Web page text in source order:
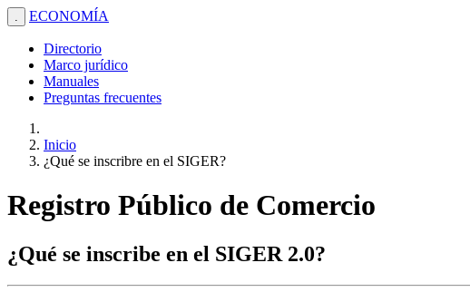
. ECONOMÍA
Directorio
Marco jurídico
Manuales
Preguntas frecuentes
Inicio
¿Qué se inscribre en el SIGER?
Registro Público de Comercio
¿Qué se inscribe en el SIGER 2.0?